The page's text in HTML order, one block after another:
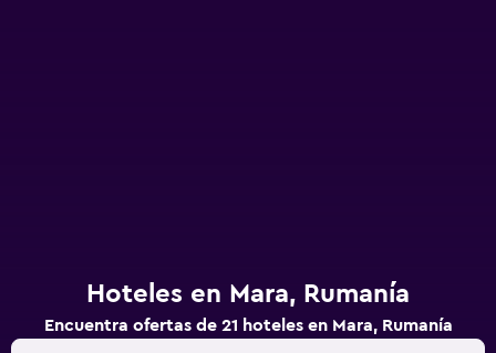
Hoteles en Mara, Rumanía
Encuentra ofertas de 21 hoteles en Mara, Rumanía